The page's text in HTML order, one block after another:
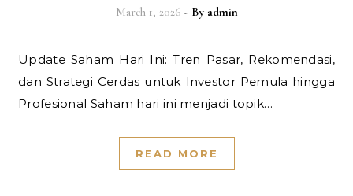
March 1, 2026 - By admin
Update Saham Hari Ini: Tren Pasar, Rekomendasi,
dan Strategi Cerdas untuk Investor Pemula hingga
Profesional Saham hari ini menjadi topik…
READ MORE